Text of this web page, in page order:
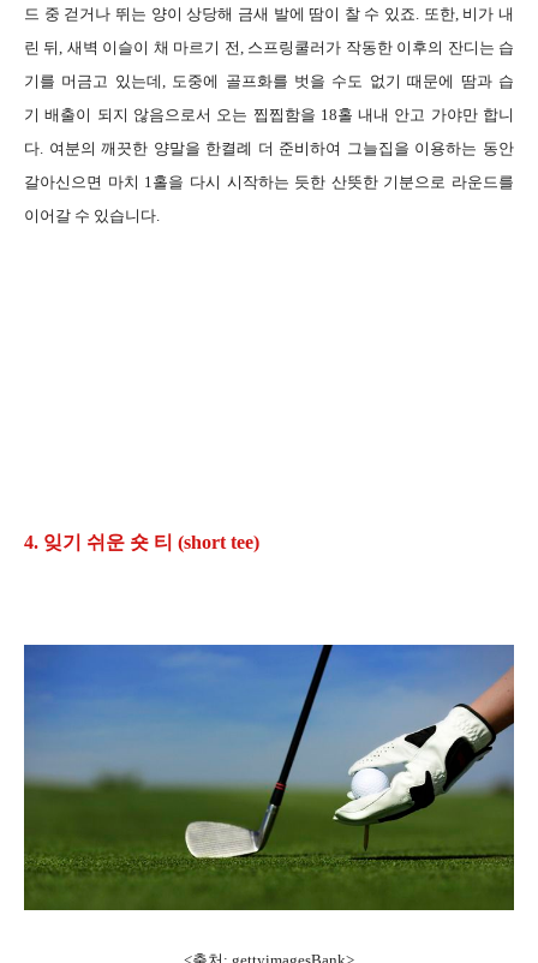
드 중 걷거나 뛰는 양이 상당해 금새 발에 땀이 찰 수 있죠. 또한, 비가 내
린 뒤, 새벽 이슬이 채 마르기 전, 스프링쿨러가 작동한 이후의 잔디는 습
기를 머금고 있는데, 도중에 골프화를 벗을 수도 없기 때문에 땀과 습
기 배출이 되지 않음으로서 오는 찝찝함을 18홀 내내 안고 가야만 합니
다. 여분의 깨끗한 양말을 한켤례 더 준비하여 그늘집을 이용하는 동안
갈아신으면 마치 1홀을 다시 시작하는 듯한 산뜻한 기분으로 라운드를
이어갈 수 있습니다.
4. 잊기 쉬운 숏 티 (short tee)